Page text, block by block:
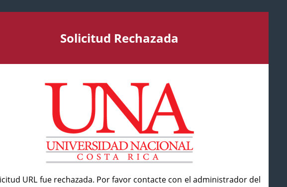
Solicitud Rechazada
URL fue rechazada. Por favor contacte con el administrador del